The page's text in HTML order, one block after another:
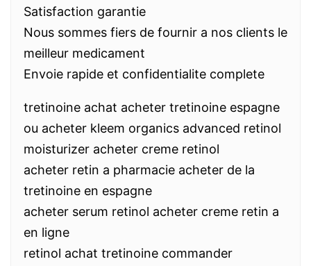
Satisfaction garantie
Nous sommes fiers de fournir a nos clients le
meilleur medicament
Envoie rapide et confidentialite complete
tretinoine achat acheter tretinoine espagne
ou acheter kleem organics advanced retinol
moisturizer acheter creme retinol
acheter retin a pharmacie acheter de la
tretinoine en espagne
acheter serum retinol acheter creme retin a
en ligne
retinol achat tretinoine commander